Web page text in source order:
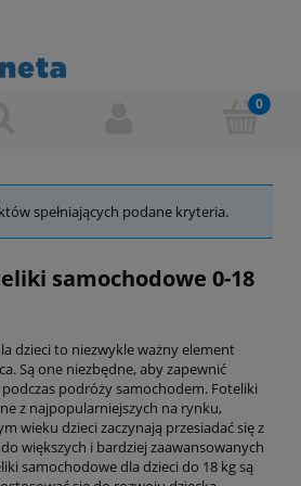
spełniających podane kryteria.
samochodowe 0-18
dzieci to niezwykle ważny element
Są one niezbędne, aby zapewnić
podróży samochodem. Foteliki
z najpopularniejszych na rynku,
wieku dzieci zaczynają przesiadać się z
większych i bardziej zaawansowanych
samochodowe dla dzieci do 18 kg są